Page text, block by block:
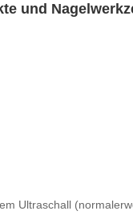
und
Ultraschall